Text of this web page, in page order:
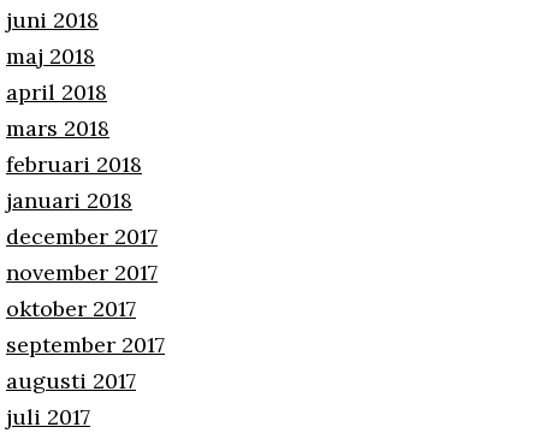
juni 2018
maj 2018
april 2018
mars 2018
februari 2018
januari 2018
december 2017
november 2017
oktober 2017
september 2017
augusti 2017
juli 2017